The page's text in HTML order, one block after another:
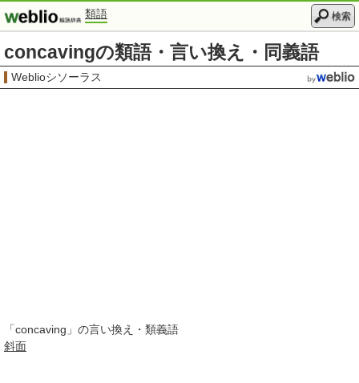
類語 検索
concavingの類語・言い換え・同義語
Weblioシソーラス
「concaving 」の言い換え・類義語
斜面